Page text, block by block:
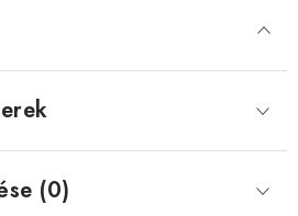
(0)